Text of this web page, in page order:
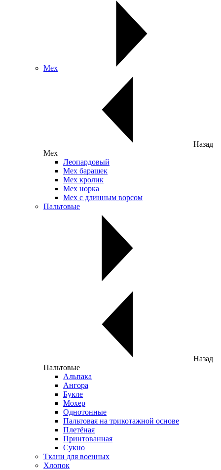
Мех
Назад
Мех
Леопардовый
Мех барашек
Мех кролик
Мех норка
Мех с длинным ворсом
Пальтовые
Назад
Пальтовые
Альпака
Ангора
Букле
Мохер
Однотонные
Пальтовая на трикотажной основе
Плетёная
Принтованная
Сукно
Ткани для военных
Хлопок